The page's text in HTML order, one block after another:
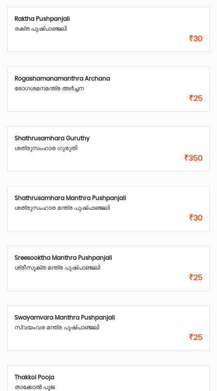
Raktha Pushpanjali
രക്ത പുഷ്പാഞ്ജലി
₹30
Rogashamanamanthra Archana
രോഗശമനമന്ത്ര അർച്ചന
₹25
Shathrusamhara Guruthy
ശത്രുസംഹാര ഗുരുതി
₹350
Shathrusamhara Manthra Pushpanjali
ശത്രുസംഹാര മന്ത്ര പുഷ്പാഞ്ജലി
₹30
Sreesooktha Manthra Pushpanjali
ശ്രീസൂക്ത മന്ത്ര പുഷ്പാഞ്ജലി
₹25
Swayamvara Manthra Pushpanjali
സ്വയംവര മന്ത്ര പുഷ്പാഞ്ജലി
₹25
Thakkol Pooja
താക്കോൽ പൂജ